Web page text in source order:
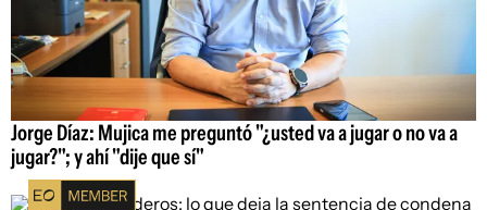
Jorge Díaz: Mujica me preguntó "¿usted va a jugar o no va a
jugar?"; y ahí "dije que sí"